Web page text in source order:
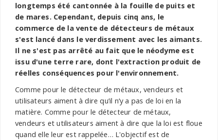
longtemps été cantonnée à la fouille de puits et
de mares. Cependant, depuis cinq ans, le
commerce de la vente de détecteurs de métaux
s'est lancé dans le verdissement avec les aimants.
Il ne s'est pas arrêté au fait que le néodyme est
issu d'une terre rare, dont l'extraction produit de
réelles conséquences pour l'environnement.
Comme pour le détecteur de métaux, vendeurs et
utilisateurs aiment à dire qu’il n’y a pas de loi en la
matière. Comme pour le détecteur de métaux,
vendeurs et utilisateurs aiment à dire que la loi est floue
quand elle leur est rappelée… L'objectif est de